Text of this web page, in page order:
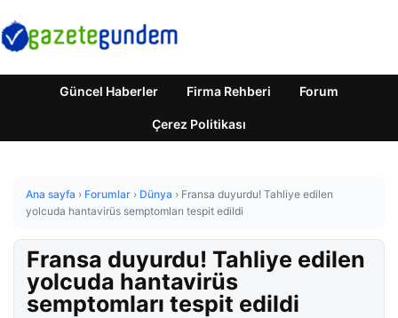
Güncel Haberler Firma Rehberi Forum
Çerez Politikası
Ana sayfa › Forumlar › Dünya › Fransa duyurdu! Tahliye edilen
yolcuda hantavirüs semptomları tespit edildi
Fransa duyurdu! Tahliye edilen
yolcuda hantavirüs
semptomları tespit edildi